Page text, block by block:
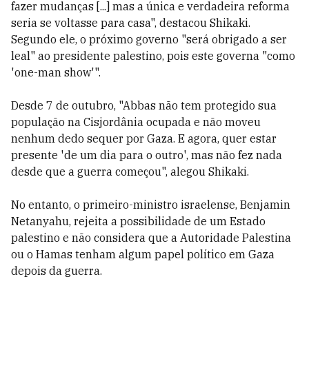
fazer mudanças [...] mas a única e verdadeira reforma
seria se voltasse para casa", destacou Shikaki.
Segundo ele, o próximo governo "será obrigado a ser
leal" ao presidente palestino, pois este governa "como
'one-man show'".
Desde 7 de outubro, "Abbas não tem protegido sua
população na Cisjordânia ocupada e não moveu
nenhum dedo sequer por Gaza. E agora, quer estar
presente 'de um dia para o outro', mas não fez nada
desde que a guerra começou", alegou Shikaki.
No entanto, o primeiro-ministro israelense, Benjamin
Netanyahu, rejeita a possibilidade de um Estado
palestino e não considera que a Autoridade Palestina
ou o Hamas tenham algum papel político em Gaza
depois da guerra.